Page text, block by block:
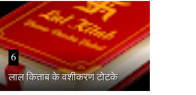
6
लाल किताब के वशीकरण टोटके